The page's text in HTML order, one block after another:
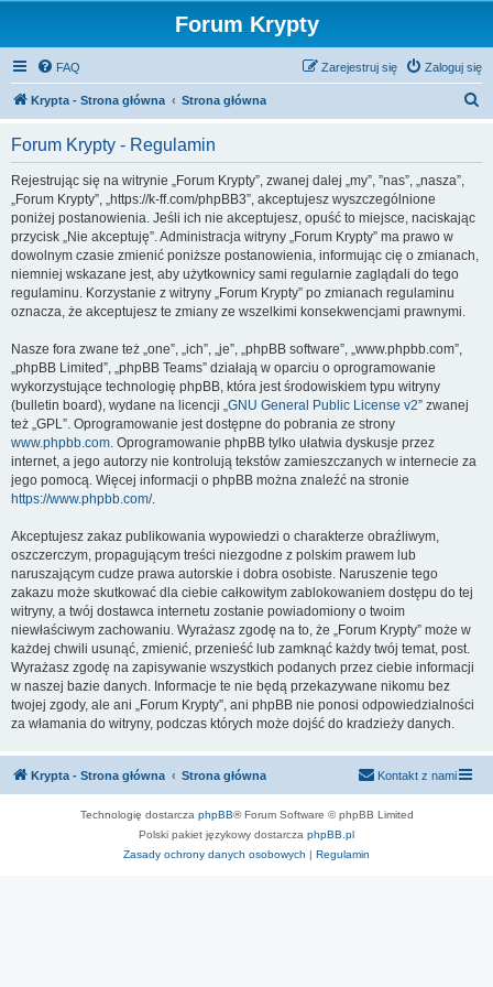
Forum Krypty
FAQ Zaloguj się
Zarejestruj się
Krypta - Strona główna Strona główna
Forum Krypty - Regulamin
Rejestrując się na witrynie „Forum Krypty”, zwanej dalej „my”, ”nas”, „nasza”,
„Forum Krypty”, „https://k-ff.com/phpBB3”, akceptujesz wyszczególnione
poniżej postanowienia. Jeśli ich nie akceptujesz, opuść to miejsce, naciskając
przycisk „Nie akceptuję”. Administracja witryny „Forum Krypty” ma prawo w
dowolnym czasie zmienić poniższe postanowienia, informując cię o zmianach,
niemniej wskazane jest, aby użytkownicy sami regularnie zaglądali do tego
regulaminu. Korzystanie z witryny „Forum Krypty” po zmianach regulaminu
oznacza, że akceptujesz te zmiany ze wszelkimi konsekwencjami prawnymi.
Nasze fora zwane też „one”, „ich”, „je”, „phpBB software”, „www.phpbb.com”,
„phpBB Limited”, „phpBB Teams” działają w oparciu o oprogramowanie
wykorzystujące technologię phpBB, która jest środowiskiem typu witryny
(bulletin board), wydane na licencji „GNU General Public License v2” zwanej
też „GPL”. Oprogramowanie jest dostępne do pobrania ze strony
www.phpbb.com. Oprogramowanie phpBB tylko ułatwia dyskusje przez
internet, a jego autorzy nie kontrolują tekstów zamieszczanych w internecie za
jego pomocą. Więcej informacji o phpBB można znaleźć na stronie
https://www.phpbb.com/.
Akceptujesz zakaz publikowania wypowiedzi o charakterze obraźliwym,
oszczerczym, propagującym treści niezgodne z polskim prawem lub
naruszającym cudze prawa autorskie i dobra osobiste. Naruszenie tego
zakazu może skutkować dla ciebie całkowitym zablokowaniem dostępu do tej
witryny, a twój dostawca internetu zostanie powiadomiony o twoim
niewłaściwym zachowaniu. Wyrażasz zgodę na to, że „Forum Krypty” może w
każdej chwili usunąć, zmienić, przenieść lub zamknąć każdy twój temat, post.
Wyrażasz zgodę na zapisywanie wszystkich podanych przez ciebie informacji
w naszej bazie danych. Informacje te nie będą przekazywane nikomu bez
twojej zgody, ale ani „Forum Krypty”, ani phpBB nie ponosi odpowiedzialności
za włamania do witryny, podczas których może dojść do kradzieży danych.
Krypta - Strona główna Strona główna Kontakt z nami
Technologię dostarcza phpBB® Forum Software © phpBB Limited
Polski pakiet językowy dostarcza phpBB.pl
Zasady ochrony danych osobowych | Regulamin